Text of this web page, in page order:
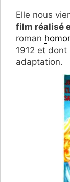
Elle nous
film réalisé
roman
1912 et
adaptation.